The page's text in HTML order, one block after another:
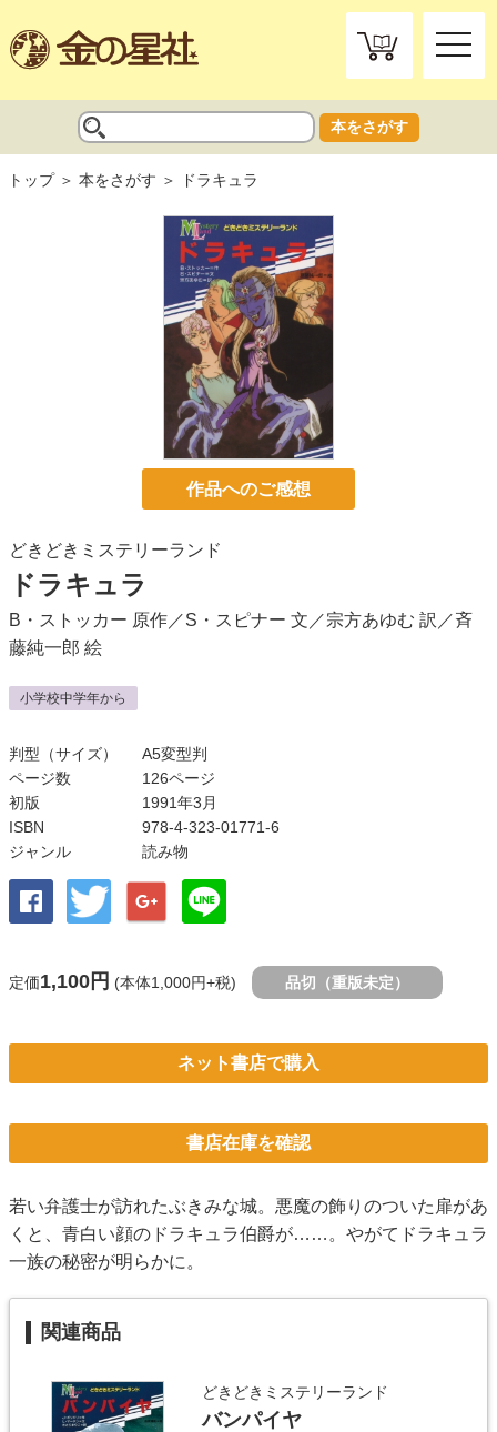
toggle
本をさがす
トップ 本をさがす ドラキュラ
作品へのご感想
どきどきミステリーランド
ドラキュラ
B・ストッカー 原作／S・スピナー 文／宗方あゆむ 訳／斉
藤純一郎 絵
小学校中学年から
判型（サイズ）
A5変型判
ページ数
126ページ
初版
1991年3月
ISBN
978-4-323-01771-6
ジャンル
読み物
定価1,100円 (本体1,000円+税) 品切（重版未定）
ネット書店で購入
書店在庫を確認
若い弁護士が訪れたぶきみな城。悪魔の飾りのついた扉があ
くと、青白い顔のドラキュラ伯爵が……。やがてドラキュラ
一族の秘密が明らかに。
関連商品
どきどきミステリーランド
バンパイヤ